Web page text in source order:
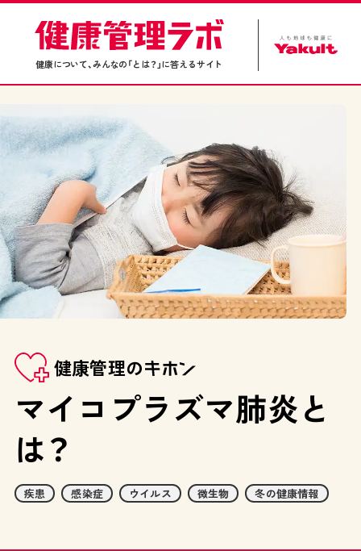
健康について、みんなの「とは？」に答えるサイト
健康管理の
マイコプラズマ肺炎と
は？
疾患 感染症 ウイルス 微生物 冬の健康情報